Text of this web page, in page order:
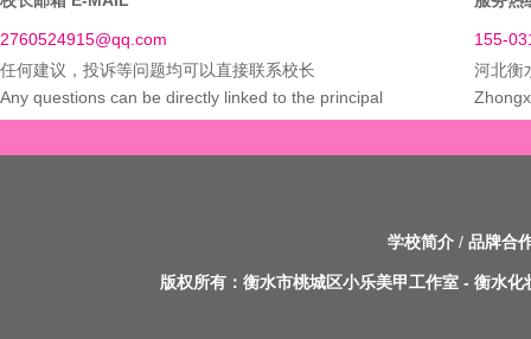
2760524915@qq.com
155-
任何建议，投诉等问题均可以直接联系校长
河北衡
Any questions can be directly linked to the principal
学校简介 / 品牌合
版权所有： 衡水市桃城区小乐美甲工作室- 衡水化